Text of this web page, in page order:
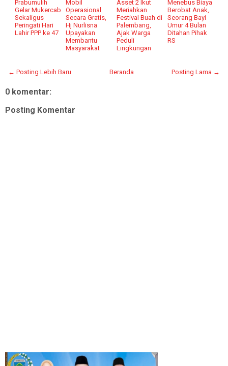
Prabumulih
Gelar Mukercab
Sekaligus
Peringati Hari
Lahir PPP ke 47
Mobil
Operasional
Secara Gratis,
Hj Nurlisna
Upayakan
Membantu
Masyarakat
Asset 2 Ikut
Meriahkan
Festival Buah di
Palembang,
Ajak Warga
Peduli
Lingkungan
Menebus Biaya
Berobat Anak,
Seorang Bayi
Umur 4 Bulan
Ditahan Pihak
RS
← Posting Lebih Baru Posting Lama →
Beranda
0 komentar:
Posting Komentar